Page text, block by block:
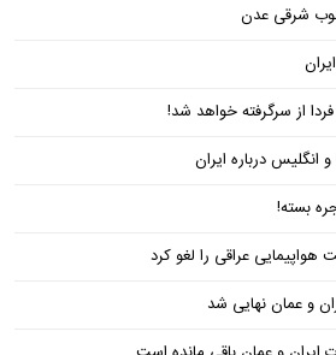
شرقی عدن
از سرگرفته خواهد شد!
انگلیس درباره ایران
بسته!
عراقی را لغو کرد
و عمان نهایی شد